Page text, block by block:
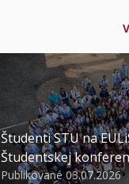
Študenti STU na
Študentskej
Publikované 03.07.2026